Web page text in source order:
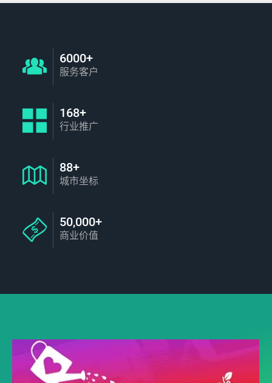
6000+
服务客户
168+
行业推广
88+
城市坐标
50,000+
商业价值